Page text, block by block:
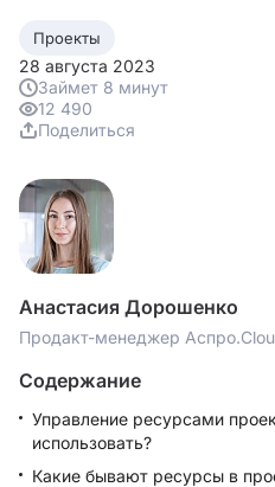
Проекты
28 августа 2023
Займет 8 минут
12 490
Поделиться
Анастасия Дорошенко
Продакт-менеджер
Содержание
Управление ресурсами
использовать?
Какие бывают ресурсы в